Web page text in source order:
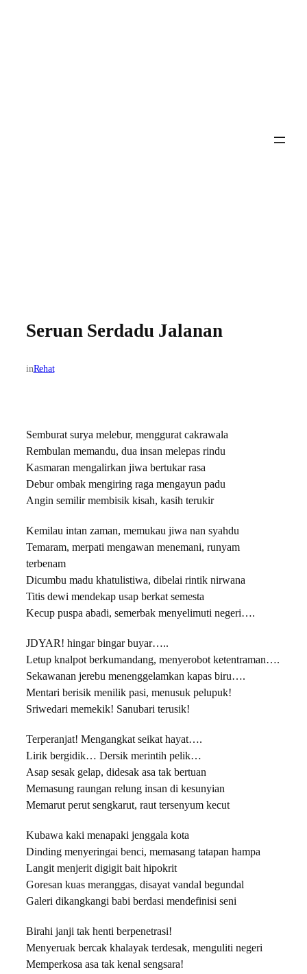
Seruan Serdadu Jalanan
inRehat
Semburat surya melebur, menggurat cakrawala
Rembulan memandu, dua insan melepas rindu
Kasmaran mengalirkan jiwa bertukar rasa
Debur ombak mengiring raga mengayun padu
Angin semilir membisik kisah, kasih terukir
Kemilau intan zaman, memukau jiwa nan syahdu
Temaram, merpati mengawan menemani, runyam
terbenam
Dicumbu madu khatulistiwa, dibelai rintik nirwana
Titis dewi mendekap usap berkat semesta
Kecup puspa abadi, semerbak menyelimuti negeri….
JDYAR! hingar bingar buyar…..
Letup knalpot berkumandang, menyerobot ketentraman….
Sekawanan jerebu menenggelamkan kapas biru….
Mentari berisik menilik pasi, menusuk pelupuk!
Sriwedari memekik! Sanubari terusik!
Terperanjat! Mengangkat seikat hayat….
Lirik bergidik… Dersik merintih pelik…
Asap sesak gelap, didesak asa tak bertuan
Memasung raungan relung insan di kesunyian
Memarut perut sengkarut, raut tersenyum kecut
Kubawa kaki menapaki jenggala kota
Dinding menyeringai benci, memasang tatapan hampa
Langit menjerit digigit bait hipokrit
Goresan kuas meranggas, disayat vandal begundal
Galeri dikangkangi babi berdasi mendefinisi seni
Birahi janji tak henti berpenetrasi!
Menyeruak bercak khalayak terdesak, menguliti negeri
Memperkosa asa tak kenal sengsara!